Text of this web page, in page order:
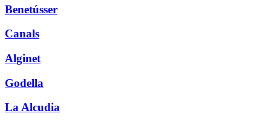
Benetússer
Canals
Alginet
Godella
La Alcudia